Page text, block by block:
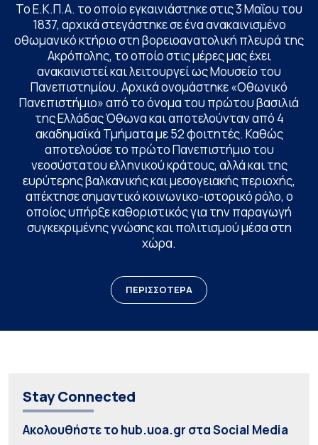
Το Ε.Κ.Π.Α. το οποίο εγκαινιάστηκε στις 3 Μαΐου του
1837, αρχικά στεγάστηκε σε ένα ανακαινισμένο
οθωμανικό κτήριο στη βορειοανατολική πλευρά της
Ακρόπολης, το οποίο στις μέρες μας έχει
ανακαινιστεί και λειτουργεί ως Μουσείο του
Πανεπιστημίου. Αρχικά ονομάστηκε «Οθωνικό
Πανεπιστήμιο» από το όνομα του πρώτου βασιλιά
της Ελλάδας Όθωνα και αποτελούνταν από 4
ακαδημαϊκά Τμήματα με 52 φοιτητές. Καθώς
αποτελούσε το πρώτο Πανεπιστήμιο του
νεοσύστατου ελληνικού κράτους, αλλά και της
ευρύτερης βαλκανικής και μεσογειακής περιοχής,
απέκτησε σημαντικό κοινωνικο-ιστορικό ρόλο, ο
οποίος υπήρξε καθοριστικός για την παραγωγή
συγκεκριμένης γνώσης και πολιτισμού μέσα στη
χώρα.
ΠΕΡΙΣΣΟΤΕΡΑ
Stay Connected
Ακολουθήστε το hub.uoa.gr στα Social Media